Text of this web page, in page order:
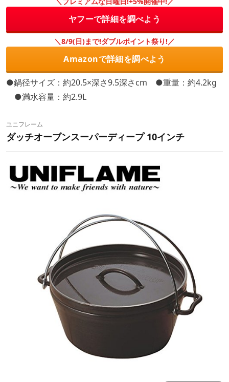
ヤフーで詳細を調べよう
＼8/9(日)まで!ダブルポイント祭り!／
Amazonで詳細を調べよう
●鍋径サイズ：約20.5×深さ9.5深さcm ●重量：約4.2kg
●満水容量：約2.9L
ユニフレーム
ダッチオーブンスーパーディープ 10インチ